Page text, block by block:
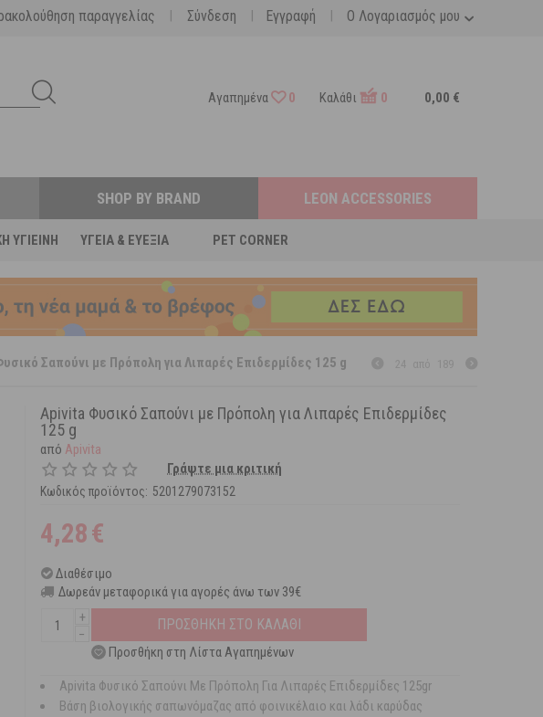
Ο Λογαριασμός μου
παραγγελίας | Σύνδεση | Εγγραφή |
Αγαπημένα 0 Καλάθι 0 0,00 €
ΥΓΙΕΙΝΉ ΥΓΕΊΑ & ΕΥΕΞΊΑ PET CORNER
SHOP BY BRAND LEON ACCESSORIES
Σαπούνι με Πρόπολη για Λιπαρές Επιδερμίδες 125 g
Apivita Φυσικό Σαπούνι με Πρόπολη για Λιπαρές Επιδερμίδες
125 g
από Apivita
Γράψτε μια κριτική
Κωδικός προϊόντος: 5201279073152
4,28€
Διαθέσιμο
Δωρεάν μεταφορικά για αγορές άνω των 39€
+
−
ΠΡΟΣΘΗΚΗ ΣΤΟ ΚΑΛΑΘΙ
Προσθήκη στη Λίστα Αγαπημένων
Apivita Φυσικό Σαπούνι Με Πρόπολη Για Λιπαρές Επιδερμίδες 125gr
Βάση βιολογικής σαπωνόμαζας από φοινικέλαιο και λάδι καρύδας